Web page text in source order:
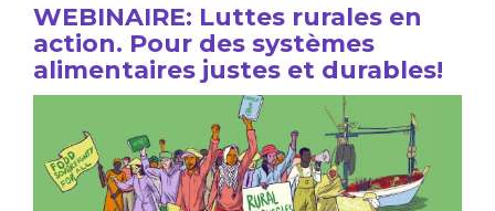
WEBINAIRE: Luttes rurales en
action. Pour des systèmes
alimentaires justes et durables!